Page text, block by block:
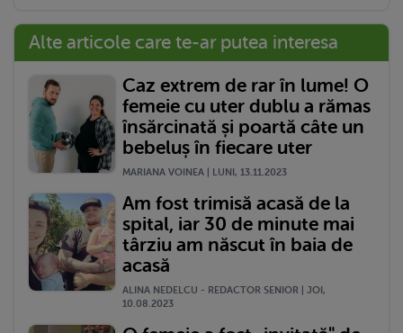
Alte articole care te-ar putea interesa
Caz extrem de rar în lume! O
femeie cu uter dublu a rămas
însărcinată și poartă câte un
bebeluș în fiecare uter
MARIANA VOINEA | LUNI, 13.11.2023
Am fost trimisă acasă de la
spital, iar 30 de minute mai
târziu am născut în baia de
acasă
ALINA NEDELCU - REDACTOR SENIOR | JOI,
10.08.2023